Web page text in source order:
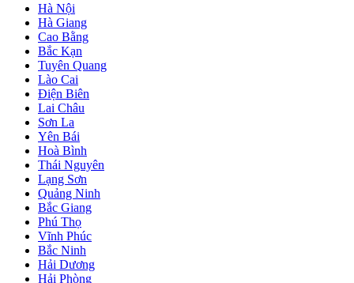
Hà Nội
Hà Giang
Cao Bằng
Bắc Kạn
Tuyên Quang
Lào Cai
Điện Biên
Lai Châu
Sơn La
Yên Bái
Hoà Bình
Thái Nguyên
Lạng Sơn
Quảng Ninh
Bắc Giang
Phú Thọ
Vĩnh Phúc
Bắc Ninh
Hải Dương
Hải Phòng